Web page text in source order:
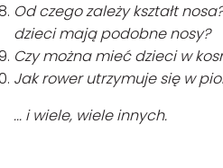
Od czego zależy kształt
dzieci mają podobne nosy?
Czy można mieć dzieci w
Jak rower utrzymuje się w
... i wiele, wiele innych.